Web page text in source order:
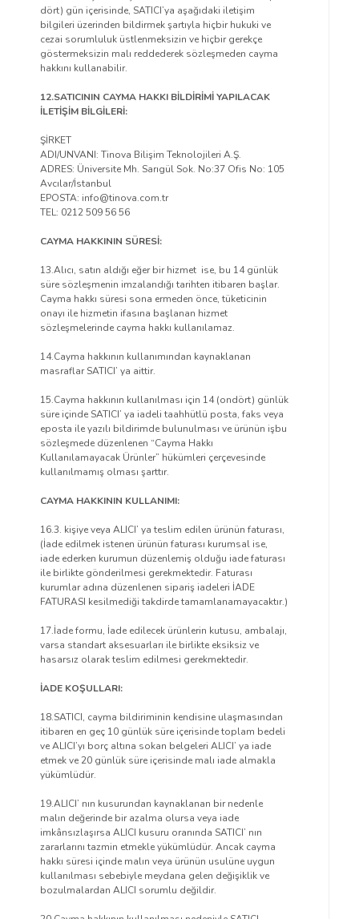
dört) gün içerisinde, SATICI’ya aşağıdaki iletişim
bilgileri üzerinden bildirmek şartıyla hiçbir hukuki ve
cezai sorumluluk üstlenmeksizin ve hiçbir gerekçe
göstermeksizin malı reddederek sözleşmeden cayma
hakkını kullanabilir.
12.SATICININ CAYMA HAKKI BİLDİRİMİ YAPILACAK
İLETİŞİM BİLGİLERİ:
ŞİRKET
ADI/UNVANI: Tinova Bilişim Teknolojileri A.Ş.
ADRES: Üniversite Mh. Sarıgül Sok. No:37 Ofis No: 105
Avcılar/İstanbul
EPOSTA: info@tinova.com.tr
TEL: 0212 509 56 56
CAYMA HAKKININ SÜRESİ:
13.Alıcı, satın aldığı eğer bir hizmet ise, bu 14 günlük
süre sözleşmenin imzalandığı tarihten itibaren başlar.
Cayma hakkı süresi sona ermeden önce, tüketicinin
onayı ile hizmetin ifasına başlanan hizmet
sözleşmelerinde cayma hakkı kullanılamaz.
14.Cayma hakkının kullanımından kaynaklanan
masraflar SATICI’ ya aittir.
15.Cayma hakkının kullanılması için 14 (ondört) günlük
süre içinde SATICI’ ya iadeli taahhütlü posta, faks veya
eposta ile yazılı bildirimde bulunulması ve ürünün işbu
sözleşmede düzenlenen “Cayma Hakkı
Kullanılamayacak Ürünler” hükümleri çerçevesinde
kullanılmamış olması şarttır.
CAYMA HAKKININ KULLANIMI:
16.3. kişiye veya ALICI’ ya teslim edilen ürünün faturası,
(İade edilmek istenen ürünün faturası kurumsal ise,
iade ederken kurumun düzenlemiş olduğu iade faturası
ile birlikte gönderilmesi gerekmektedir. Faturası
kurumlar adına düzenlenen sipariş iadeleri İADE
FATURASI kesilmediği takdirde tamamlanamayacaktır.)
17.İade formu, İade edilecek ürünlerin kutusu, ambalajı,
varsa standart aksesuarları ile birlikte eksiksiz ve
hasarsız olarak teslim edilmesi gerekmektedir.
İADE KOŞULLARI:
18.SATICI, cayma bildiriminin kendisine ulaşmasından
itibaren en geç 10 günlük süre içerisinde toplam bedeli
ve ALICI’yı borç altına sokan belgeleri ALICI’ ya iade
etmek ve 20 günlük süre içerisinde malı iade almakla
yükümlüdür.
19.ALICI’ nın kusurundan kaynaklanan bir nedenle
malın değerinde bir azalma olursa veya iade
imkânsızlaşırsa ALICI kusuru oranında SATICI’ nın
zararlarını tazmin etmekle yükümlüdür. Ancak cayma
hakkı süresi içinde malın veya ürünün usulüne uygun
kullanılması sebebiyle meydana gelen değişiklik ve
bozulmalardan ALICI sorumlu değildir.